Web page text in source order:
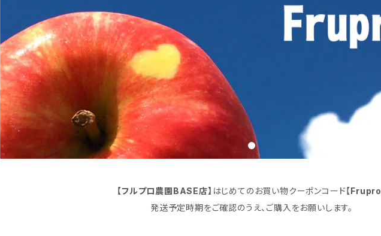
【フルプロ農園BASE店】 はじめてのお買い物クーポンコード【Frupro
発送予定時期をご確認のうえ、ご購入をお願いします。